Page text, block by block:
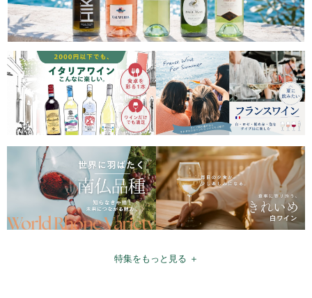
特集をもっと見る ＋